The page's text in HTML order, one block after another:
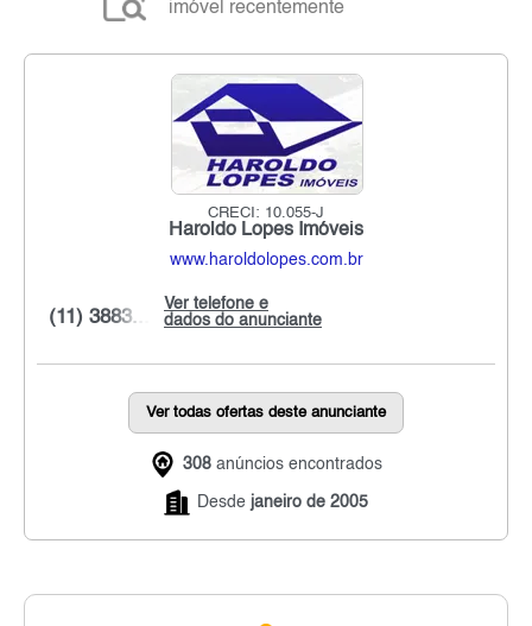
imóvel recentemente
CRECI: 10.055-J
Haroldo Lopes Imóveis
www.haroldolopes.com.br
Ver telefone e
dados do anunciante
(11) 3883...
Ver todas ofertas deste anunciante
308 anúncios encontrados
Desde janeiro de 2005